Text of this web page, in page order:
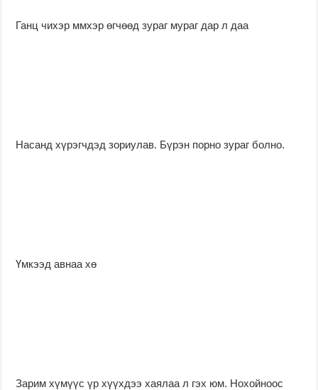
Ганц чихэр ммхэр өгчөөд зураг мураг дар л даа
Насанд хүрэгчдэд зориулав. Бүрэн порно зураг болно.
Үмкээд авнаа хө
Зарим хүмүүс үр хүүхдээ хаялаа л гэх юм. Нохойноос